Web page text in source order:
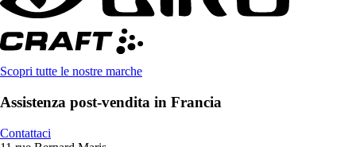
Scopri tutte le nostre marche
Assistenza post-vendita in Francia
Contattaci